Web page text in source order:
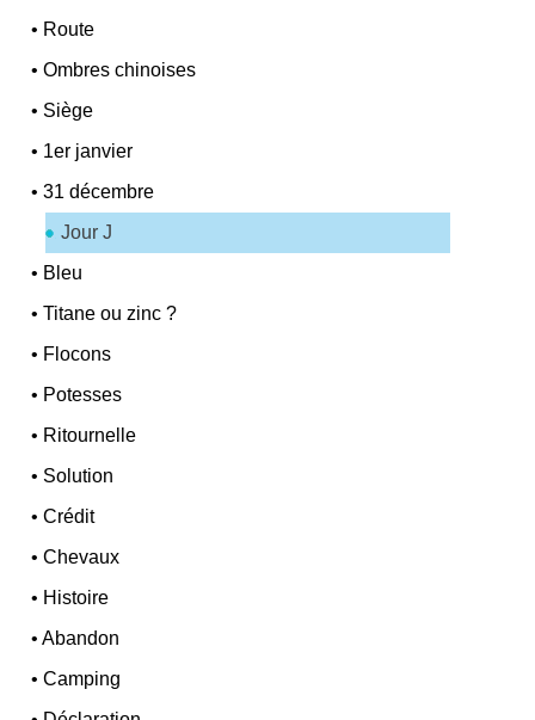
• Route
•Ombres chinoises
• Siège
• 1er janvier
•31 décembre
Jour J
• Bleu
•Titane ou zinc ?
• Flocons
• Potesses
• Ritournelle
• Solution
•Crédit
•Chevaux
• Histoire
•Abandon
•Camping